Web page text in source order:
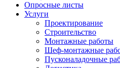
Опросные листы
Услуги
Проектирование
Строительство
Монтажные работы
Шеф-монтажные
Пусконаладочные